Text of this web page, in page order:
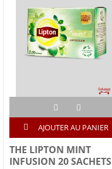
AJOUTER AU PANIER
THE LIPTON MINT
INFUSION 20 SACHETS